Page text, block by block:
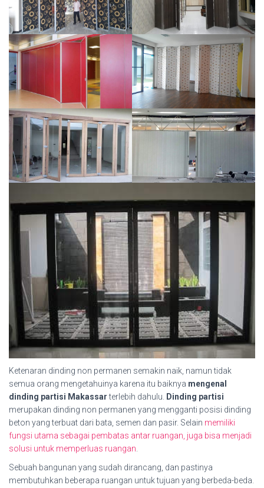
Ketenaran dinding non permanen semakin naik, namun tidak
semua orang mengetahuinya karena itu baiknya mengenal
dinding partisi Makassarterlebih dahulu. Dinding partisi
merupakan dinding non permanen yang mengganti posisi dinding
beton yang terbuat dari bata, semen dan pasir. Selain memiliki
fungsi utama sebagai pembatas antar ruangan, juga bisa menjadi
solusi untuk memperluas ruangan.
Sebuah bangunan yang sudah dirancang, dan pastinya
membutuhkan beberapa ruangan untuk tujuan yang berbeda-beda.